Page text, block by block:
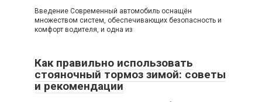
Введение Современный автомобиль оснащён
множеством систем, обеспечивающих безопасность и
комфорт водителя, и одна из
Как правильно использовать
стояночный тормоз зимой: советы
и рекомендации